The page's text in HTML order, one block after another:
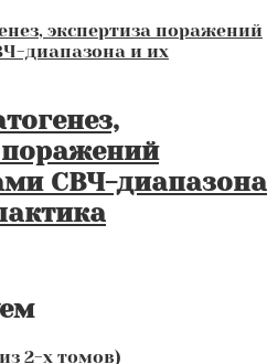
поражений
СВЧ-диапазона